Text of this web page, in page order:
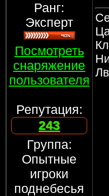
Ранг:
Эксперт
Посмотреть
снаряжение
пользователя
Репутация:
243
Группа:
Опытные
игроки
поднебесья